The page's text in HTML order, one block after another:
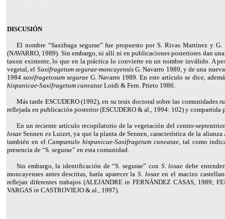
DISCUSIÓN
El nombre “Saxifraga segurae” fue propuesto por S. Rivas Martínez y
(NAVARRO, 1989). Sin embargo, ni allí ni en publicaciones posteriores dan
taxon existente, lo que en la práctica lo convierte en un nombre inválido. A
vegetal, el Saxifragetum segurae-moncayensisG. Navarro 1989, y de una
1984 saxifragetosum segurae G. Navarro 1989. En este artículo se dice,
hispanicae-Saxifragetum cuneatae Loidi & Fern. Prieto 1986.
Más tarde ESCUDERO(1992), en su tesis doctoral sobre las
reflejada en publicación posterior (ESCUDERO & al., 1994: 102) y compartida
En un reciente artículo recopilatorio de la vegetación del centro-
losae Sennen exLuizet, ya que la planta de Sennen, característica de la alianza
también en elCampanulo hispanicae-Saxifragetum cuneatae, tal como
presencia de “S. segurae” en esta comunidad.
Sin embargo, la identificación de “S. segurae” con S. losae debe
moncayenses antes descritas, haría aparecer laS. losaeen el macizo
reflejan diferentes trabajos (ALEJANDRE in FERNÁNDEZ CASAS, 1989;
VARGAS in CASTROVIEJO & al., 1997).